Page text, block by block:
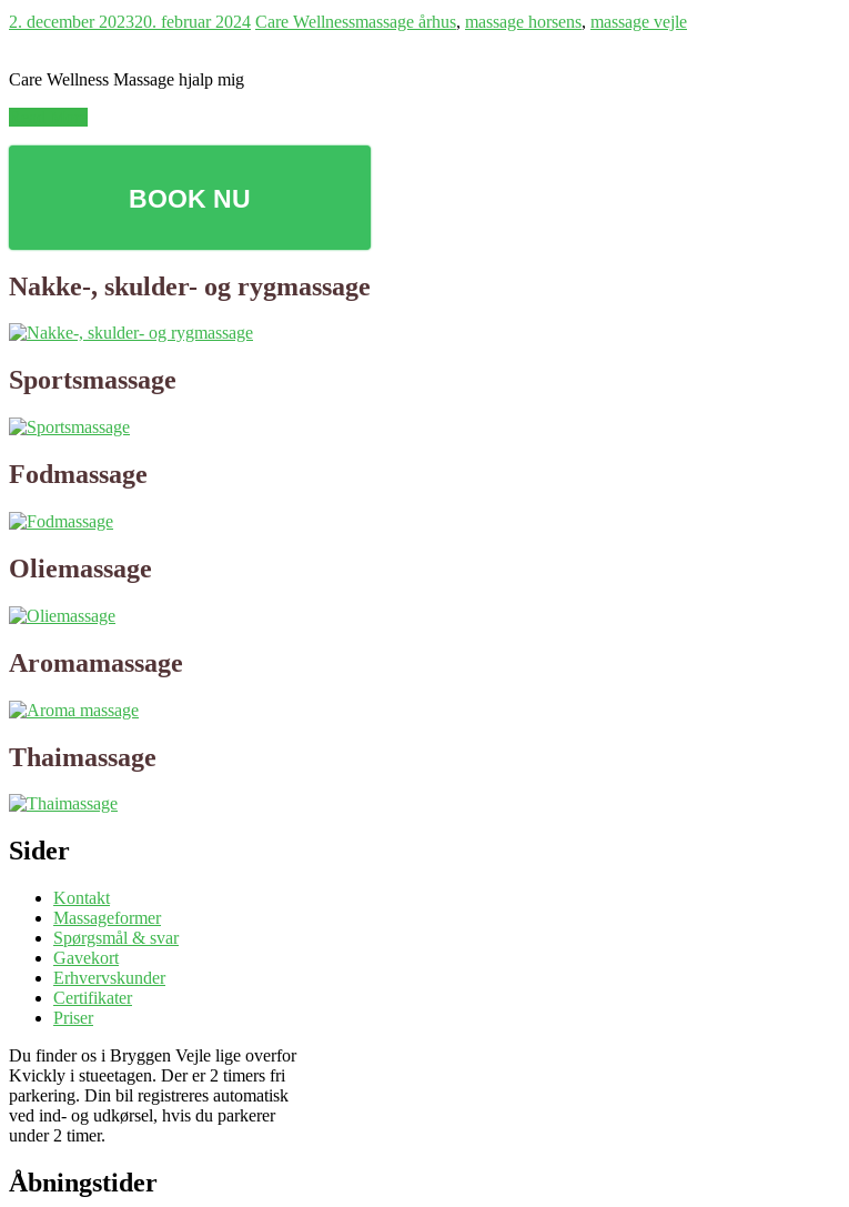
2. december 202320. februar 2024 Care Wellnessmassage århus, massage horsens, massage vejle
Care Wellness Massage hjalp mig
BOOK NU
Nakke-, skulder- og rygmassage
Sportsmassage
Fodmassage
Oliemassage
Aromamassage
Thaimassage
Sider
Kontakt
Massageformer
Spørgsmål & svar
Gavekort
Erhvervskunder
Certifikater
Priser
Du finder os i Bryggen Vejle lige overfor
Kvickly i stueetagen. Der er 2 timers fri
parkering. Din bil registreres automatisk
ved ind- og udkørsel, hvis du parkerer
under 2 timer.
Åbningstider